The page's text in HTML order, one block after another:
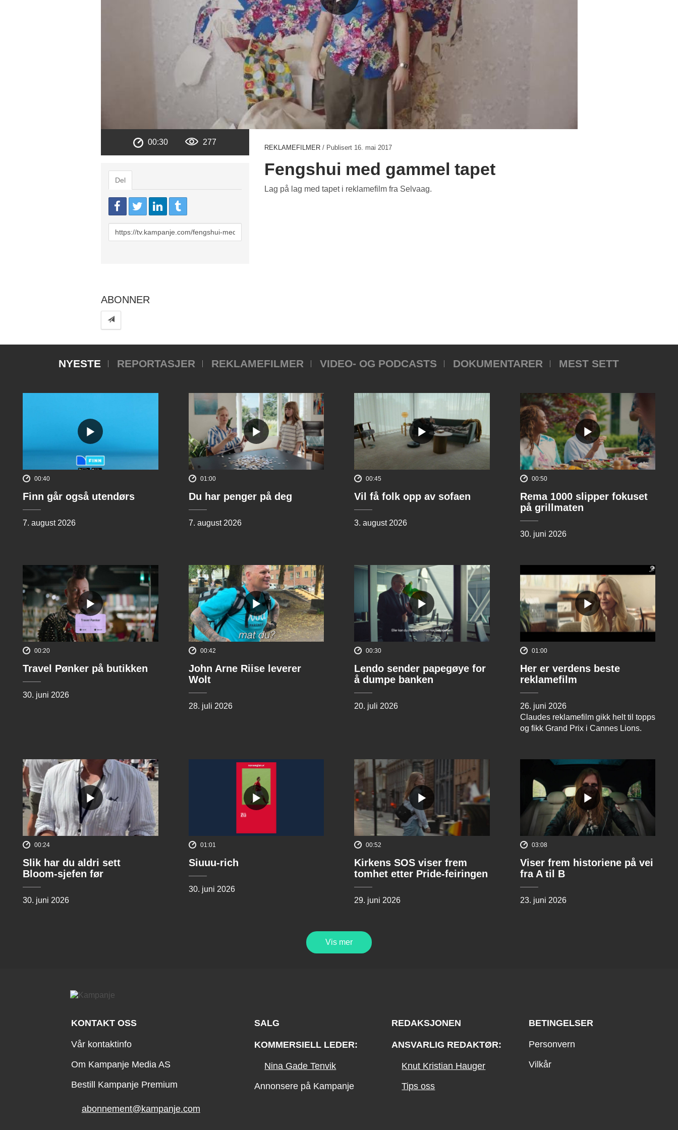
00:30 277
Del
URL
to
REKLAMEFILMER / Publisert 16. mai 2017
Fengshui med gammel tapet
Lag på lag med tapet i reklamefilm fra Selvaag.
ABONNER
NYESTE REPORTASJER REKLAMEFILMER VIDEO- OG PODCASTS DOKUMENTARER MEST SETT
00:40
Finn går også utendørs
7. august 2026
01:00
Du har penger på deg
7. august 2026
00:45
Vil få folk opp av sofaen
3. august 2026
00:50
Rema 1000 slipper fokuset
på grillmaten
30. juni 2026
00:20
Travel Pønker på butikken
30. juni 2026
00:42
John Arne Riise leverer
Wolt
28. juli 2026
00:30
Lendo sender papegøye for
å dumpe banken
20. juli 2026
01:00
Her er verdens beste
reklamefilm
26. juni 2026
Claudes reklamefilm gikk helt til topps
og fikk Grand Prix i Cannes Lions.
00:24
Slik har du aldri sett
Bloom-sjefen før
30. juni 2026
01:01
Siuuu-rich
30. juni 2026
00:52
Kirkens SOS viser frem
tomhet etter Pride-feiringen
29. juni 2026
03:08
Viser frem historiene på vei
fra A til B
23. juni 2026
Vis mer
KONTAKT OSS
Vår kontaktinfo
Om Kampanje Media AS
Bestill Kampanje Premium
abonnement@kampanje.com
SALG
KOMMERSIELL LEDER:
Nina Gade Tenvik
Annonsere på Kampanje
REDAKSJONEN
ANSVARLIG REDAKTØR:
Knut Kristian Hauger
Tips oss
BETINGELSER
Personvern
Vilkår